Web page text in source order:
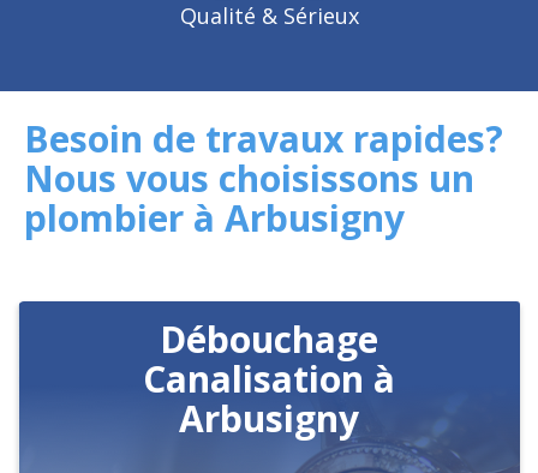
Qualité & Sérieux
Besoin de travaux rapides?
Nous vous choisissons un
plombier à Arbusigny
Débouchage
Canalisation à
Arbusigny